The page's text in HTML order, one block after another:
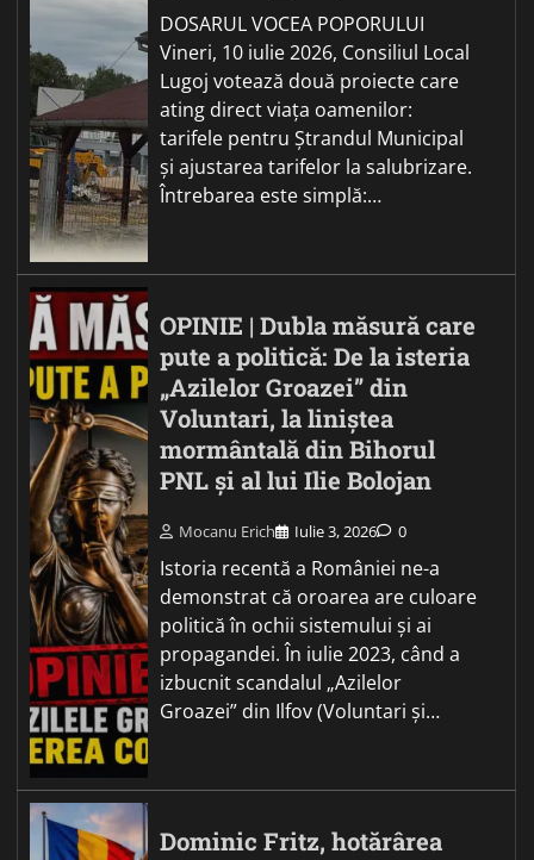
DOSARUL VOCEA POPORULUI
Vineri, 10 iulie 2026, Consiliul Local
Lugoj votează două proiecte care
ating direct viața oamenilor:
tarifele pentru Ștrandul Municipal
și ajustarea tarifelor la salubrizare.
Întrebarea este simplă:…
OPINIE | Dubla măsură care
pute a politică: De la isteria
„Azilelor Groazei” din
Voluntari, la liniștea
mormântală din Bihorul
PNL și al lui Ilie Bolojan
Mocanu Erich Iulie 3, 2026 0
Istoria recentă a României ne-a
demonstrat că oroarea are culoare
politică în ochii sistemului și ai
propagandei. În iulie 2023, când a
izbucnit scandalul „Azilelor
Groazei” din Ilfov (Voluntari și…
Dominic Fritz, hotărârea